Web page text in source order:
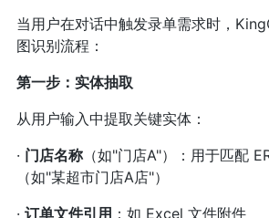
当用户在对话中触发录单需求时，
图识别流程：
第一步：实体抽取
从用户输入中提取关键实体：
· 门店名称（如"门店A"）：用于匹配
（如"某超市门店A店"）
· 订单文件引用 ：如 Excel 文件附件